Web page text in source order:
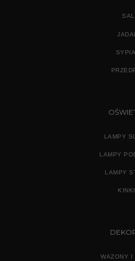
LAMPY
LAMPY
LAMPY
WAZONY I